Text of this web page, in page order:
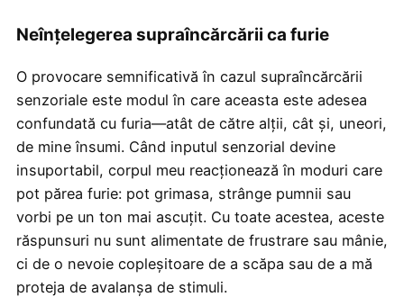
Neînțelegerea supraîncărcării ca furie
O provocare semnificativă în cazul supraîncărcării
senzoriale este modul în care aceasta este adesea
confundată cu furia—atât de către alții, cât și, uneori,
de mine însumi. Când inputul senzorial devine
insuportabil, corpul meu reacționează în moduri care
pot părea furie: pot grimasa, strânge pumnii sau
vorbi pe un ton mai ascuțit. Cu toate acestea, aceste
răspunsuri nu sunt alimentate de frustrare sau mânie,
ci de o nevoie copleșitoare de a scăpa sau de a mă
proteja de avalanșa de stimuli.